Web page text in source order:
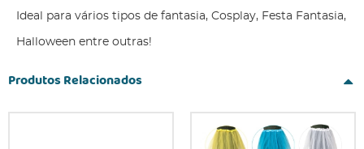
Ideal para vários tipos de fantasia, Cosplay, Festa Fantasia,
Halloween entre outras!
Produtos Relacionados